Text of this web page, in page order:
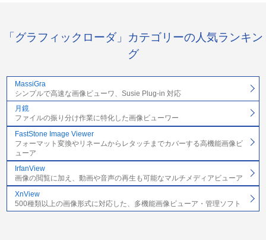
「グラフィックローダ」カテゴリーの人気ランキン
グ
MassiGra
シンプルで高速な画像ビューワ、Susie Plug-in 対応
月鏡
ファイルの振り分け作業に特化した画像ビューワー
FastStone Image Viewer
フォーマット変換やリネームからレタッチまでカバーする高機能画像ビ
ューア
IrfanView
画像の閲覧に加え、動画や音声の再生も可能なマルチメディアビューア
XnView
500種類以上の画像形式に対応した、多機能画像ビューア・管理ソフト